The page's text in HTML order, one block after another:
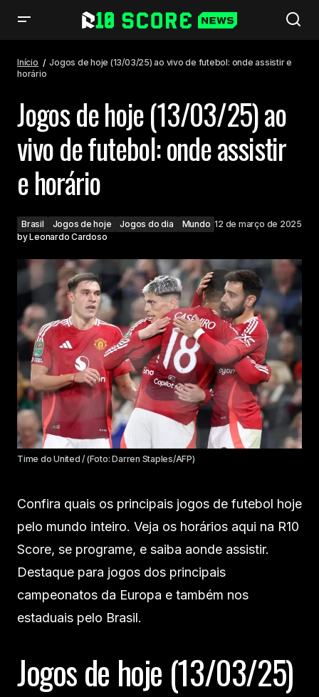
Início
Jogos de hoje (13/03/25) ao vivo de futebol: onde assistir e
horário
Jogos de hoje (13/03/25) ao
vivo de futebol: onde assistir
e horário
Brasil Jogos de hoje Jogos do dia Mundo 12 de março de 2025
byLeonardo Cardoso
Time do United / (Foto: Darren Staples/AFP)
Confira quais os principais jogos de futebol hoje
pelo mundo inteiro. Veja os horários aqui na R10
Score, se programe, e saiba aonde assistir.
Destaque para jogos dos principais
campeonatos da Europa e também nos
estaduais pelo Brasil.
Jogos de hoje (13/03/25)